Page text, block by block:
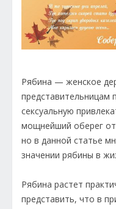
Рябина — женское
представительницам
сексуальную
мощнейший оберег от
но в данной статье
значении рябины в
Рябина растет
представить, что в